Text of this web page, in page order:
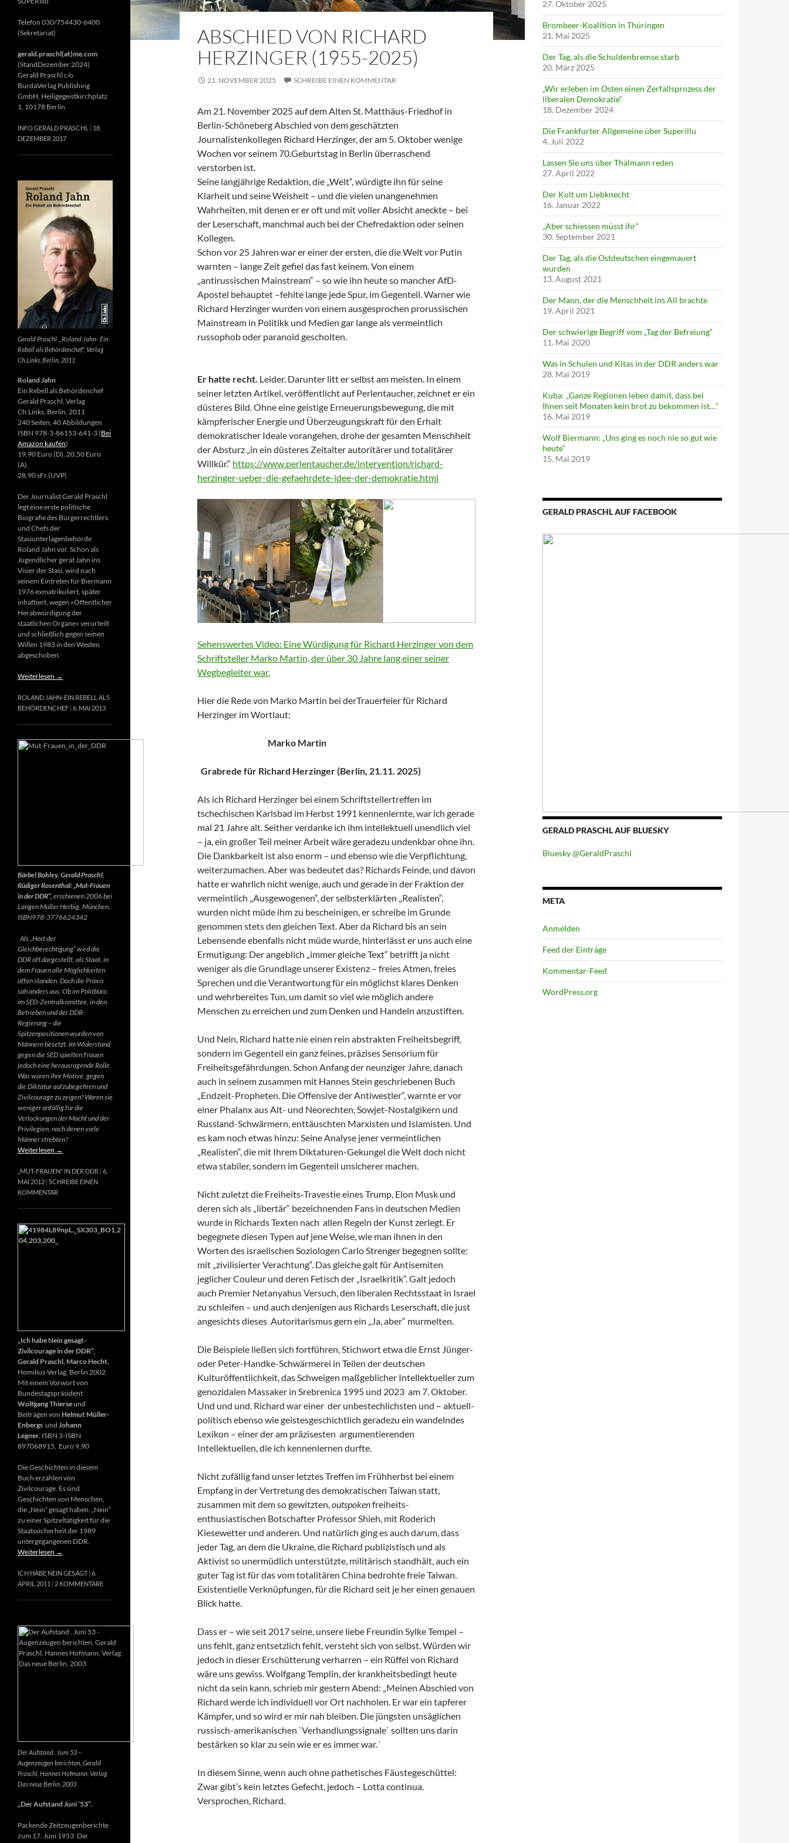
ABSCHIED VON RICHARD
HERZINGER (1955-2025)
21. NOVEMBER 2025 SCHREIBE EINEN KOMMENTAR
Am 21. November 2025 auf dem Alten St. Matthäus-Friedhof in
Berlin-Schöneberg Abschied von dem geschätzten
Journalistenkollegen Richard Herzinger, der am 5. Oktober wenige
Wochen vor seinem 70.Geburtstag in Berlin überraschend
verstorben ist.
Seine langjährige Redaktion, die „Welt“, würdigte ihn für seine
Klarheit und seine Weisheit – und die vielen unangenehmen
Wahrheiten, mit denen er er oft und mit voller Absicht aneckte – bei
der Leserschaft, manchmal auch bei der Chefredaktion oder seinen
Kollegen.
Schon vor 25 Jahren war er einer der ersten, die die Welt vor Putin
warnten – lange Zeit gefiel das fast keinem. Von einem
„antirussischen Mainstream“ – so wie ihn heute so mancher AfD-
Apostel behauptet –fehlte lange jede Spur, im Gegenteil. Warner wie
Richard Herzinger wurden von einem ausgesprochen prorussischen
Mainstream in Politikk und Medien gar lange als vermeintlich
russophob oder paranoid gescholten.
Er hatte recht. Leider. Darunter litt er selbst am meisten. In einem
seiner letzten Artikel, veröffentlicht auf Perlentaucher, zeichnet er ein
düsteres Bild. Ohne eine geistige Erneuerungsbewegung, die mit
kämpferischer Energie und Überzeugungskraft für den Erhalt
demokratischer Ideale vorangehen, drohe der gesamten Menschheit
der Absturz „in ein düsteres Zeitalter autoritärer und totalitärer
Willkür.“ https://www.perlentaucher.de/intervention/richard-
herzinger-ueber-die-gefaehrdete-idee-der-demokratie.html
Sehenswertes Video: Eine Würdigung für Richard Herzinger von dem
Schriftsteller Marko Martin, der über 30 Jahre lang einer seiner
Wegbegleiter war.
Hier die Rede von Marko Martin bei derTrauerfeier für Richard
Herzinger im Wortlaut:
Marko Martin
Grabrede für Richard Herzinger (Berlin, 21.11. 2025)
Als ich Richard Herzinger bei einem Schriftstellertreffen im
tschechischen Karlsbad im Herbst 1991 kennenlernte, war ich gerade
mal 21 Jahre alt. Seither verdanke ich ihm intellektuell unendlich viel
– ja, ein großer Teil meiner Arbeit wäre geradezu undenkbar ohne ihn.
Die Dankbarkeit ist also enorm – und ebenso wie die Verpflichtung,
weiterzumachen. Aber was bedeutet das? Richards Feinde, und davon
hatte er wahrlich nicht wenige, auch und gerade in der Fraktion der
vermeintlich „Ausgewogenen“, der selbsterklärten „Realisten“,
wurden nicht müde ihm zu bescheinigen, er schreibe im Grunde
genommen stets den gleichen Text. Aber da Richard bis an sein
Lebensende ebenfalls nicht müde wurde, hinterlässt er uns auch eine
Ermutigung: Der angeblich „immer gleiche Text“ betrifft ja nicht
weniger als die Grundlage unserer Existenz – freies Atmen, freies
Sprechen und die Verantwortung für ein möglichst klares Denken
und wehrbereites Tun, um damit so viel wie möglich andere
Menschen zu erreichen und zum Denken und Handeln anzustiften.
Und Nein, Richard hatte nie einen rein abstrakten Freiheitsbegriff,
sondern im Gegenteil ein ganz feines, präzises Sensorium für
Freiheitsgefährdungen. Schon Anfang der neunziger Jahre, danach
auch in seinem zusammen mit Hannes Stein geschriebenen Buch
„Endzeit-Propheten. Die Offensive der Antiwestler“, warnte er vor
einer Phalanx aus Alt- und Neorechten, Sowjet-Nostalgikern und
Russland-Schwärmern, enttäuschten Marxisten und Islamisten. Und
es kam noch etwas hinzu: Seine Analyse jener vermeintlichen
„Realisten“, die mit Ihrem Diktaturen-Gekungel die Welt doch nicht
etwa stabiler, sondern im Gegenteil unsicherer machen.
Nicht zuletzt die Freiheits-Travestie eines Trump, Elon Musk und
deren sich als „libertär“ bezeichnenden Fans in deutschen Medien
wurde in Richards Texten nach allen Regeln der Kunst zerlegt. Er
begegnete diesen Typen auf jene Weise, wie man ihnen in den
Worten des israelischen Soziologen Carlo Strenger begegnen sollte:
mit „zivilisierter Verachtung“. Das gleiche galt für Antisemiten
jeglicher Couleur und deren Fetisch der „Israelkritik“. Galt jedoch
auch Premier Netanyahus Versuch, den liberalen Rechtsstaat in Israel
zu schleifen – und auch denjenigen aus Richards Leserschaft, die just
angesichts dieses Autoritarismus gern ein „Ja, aber“ murmelten.
Die Beispiele ließen sich fortführen, Stichwort etwa die Ernst Jünger-
oder Peter-Handke-Schwärmerei in Teilen der deutschen
Kulturöffentlichkeit, das Schweigen maßgeblicher Intellektueller zum
genozidalen Massaker in Srebrenica 1995 und 2023 am 7. Oktober.
Und und und. Richard war einer der unbestechlichsten und – aktuell-
politisch ebenso wie geistesgeschichtlich geradezu ein wandelndes
Lexikon – einer der am präzisesten argumentierenden
Intellektuellen, die ich kennenlernen durfte.
Nicht zufällig fand unser letztes Treffen im Frühherbst bei einem
Empfang in der Vertretung des demokratischen Taiwan statt,
zusammen mit dem so gewitzten, outspokenfreiheits-
enthusiastischen Botschafter Professor Shieh, mit Roderich
Kiesewetter und anderen. Und natürlich ging es auch darum, dass
jeder Tag, an dem die Ukraine, die Richard publizistisch und als
Aktivist so unermüdlich unterstützte, militärisch standhält, auch ein
guter Tag ist für das vom totalitären China bedrohte freie Taiwan.
Existentielle Verknüpfungen, für die Richard seit je her einen genauen
Blick hatte.
Dass er – wie seit 2017 seine, unsere liebe Freundin Sylke Tempel –
uns fehlt, ganz entsetzlich fehlt, versteht sich von selbst. Würden wir
jedoch in dieser Erschütterung verharren – ein Rüffel von Richard
wäre uns gewiss. Wolfgang Templin, der krankheitsbedingt heute
nicht da sein kann, schrieb mir gestern Abend: „Meinen Abschied von
Richard werde ich individuell vor Ort nachholen. Er war ein tapferer
Kämpfer, und so wird er mir nah bleiben. Die jüngsten unsäglichen
russisch-amerikanischen `Verhandlungssignale` sollten uns darin
bestärken so klar zu sein wie er es immer war.´
In diesem Sinne, wenn auch ohne pathetisches Fäustegeschüttel:
Zwar gibt’s kein letztes Gefecht, jedoch – Lotta continua.
Versprochen, Richard.
27. Oktober 2025
Brombeer-Koalition in Thüringen
21. Mai 2025
Der Tag, als die Schuldenbremse starb
20. März 2025
„Wir erleben im Osten einen Zerfallsprozess der
liberalen Demokratie“
18. Dezember 2024
Die Frankfurter Allgemeine über Superillu
4. Juli 2022
Lassen Sie uns über Thälmann reden
27. April 2022
Der Kult um Liebknecht
16. Januar 2022
„Aber schiessen müsst ihr“
30. September 2021
Der Tag, als die Ostdeutschen eingemauert
wurden
13. August 2021
Der Mann, der die Menschheit ins All brachte
19. April 2021
Der schwierige Begriff vom „Tag der Befreiung“
11. Mai 2020
Was in Schulen und Kitas in der DDR anders war
28. Mai 2019
Kuba: „Ganze Regionen leben damit, dass bei
Ihnen seit Monaten kein brot zu bekommen ist…“
16. Mai 2019
Wolf Biermann: „Uns ging es noch nie so gut wie
heute“
15. Mai 2019
GERALD PRASCHL AUF FACEBOOK
GERALD PRASCHL AUF BLUESKY
Bluesky @GeraldPraschl
META
Anmelden
Feed der Einträge
Kommentar-Feed
WordPress.org
Telefon 030/754430-6400
(Sekretariat)
gerald.praschl(at)me.com
(StandDezember 2024)
Gerald Praschl c/o
BurdaVerlag Publishing
GmbH, Heiligegeistkirchplatz
1, 10178 Berlin
INFO GERALD PRASCHL
18.
DEZEMBER 2017
Gerald Praschl. „Roland Jahn- Ein
Rebell als Behördenchef“, Verlag
Ch.Links, Berlin, 2011
Roland Jahn
Ein Rebell als Behördenchef
Gerald Praschl, Verlag
Ch.Links, Berlin, 2011
240 Seiten, 40 Abbildungen
ISBN 978-3-86153-641-3 (Bei
Amazon kaufen)
19,90 Euro (D), 20,50 Euro
(A),
28,90 sFr (UVP)
Der Journalist Gerald Praschl
legt eine erste politische
Biografie des Bürgerrechtlers
und Chefs der
Stasiunterlagenbehörde
Roland Jahn vor. Schon als
Jugendlicher gerät Jahn ins
Visier der Stasi, wird nach
seinem Eintreten für Biermann
1976 exmatrikuliert, später
inhaftiert, wegen »Öffentlicher
Herabwürdigung der
staatlichen Organe« verurteilt
und schließlich gegen seinen
Willen 1983 in den Westen
abgeschoben.
Weiterlesen →
ROLAND JAHN-EIN REBELL ALS
BEHÖRDENCHEF 6. MAI 2013
Bärbel Bohley, Gerald Praschl,
Rüdiger Rosenthal: „Mut-Frauen
in der DDR“, erschienen 2006 bei
Langen Müller Herbig, München,
ISBN978-3776624342
Als „Hort der
Gleichberechtigung“ wird die
DDR oft dargestellt, als Staat, in
dem Frauen alle Möglichkeiten
offen standen. Doch die Praxis
sah anders aus: Ob im Politbüro,
im SED-Zentralkomittee, in den
Betrieben und der DDR-
Regierung – die
Spitzenpositionen wurden von
Männern besetzt. Im Widerstand
gegen die SED spielten Frauen
jedoch eine herausragende Rolle.
Was waren ihre Motive, gegen
die Diktatur aufzubegehren und
Zivilcourage zu zeigen? Waren sie
weniger anfällig für die
Verlockungen der Macht und der
Privilegien, nach denen viele
Männer strebten?
Weiterlesen →
„MUT-FRAUEN“ IN DER DDR 6.
MAI 2012 SCHREIBE EINEN
KOMMENTAR
„Ich habe Nein gesagt-
Zivilcourage in der DDR“,
Gerald Praschl, Marco Hecht,
Homilius-Verlag, Berlin 2002.
Mit einem Vorwort von
Bundestagspräsident
Wolfgang Thierseund
Beiträgen von Helmut Müller-
Enbergs und Johann
Legner , ISBN 3-ISBN
897068915, Euro 9,90
Die Geschichten in diesem
Buch erzählen von
Zivilcourage. Es sind
Geschichten von Menschen,
die „Nein“ gesagt haben. „Nein“
zu einer Spitzeltätigkeit für die
Staatssicherheit der 1989
untergegangenen DDR.
Weiterlesen →
ICH HABE NEIN GESAGT 6.
APRIL 2011
2 KOMMENTARE
Der Aufstand . Juni 53 –
Augenzeugen berichten, Gerald
Praschl, Hannes Hofmann, Verlag
Das neue Berlin, 2003
„Der Aufstand Juni ’53“.
Packende Zeitzeugenberichte
zum 17. Juni 1953: Die